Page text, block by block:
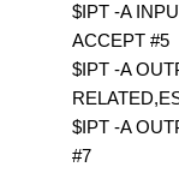
$IPT -A
ACCEPT #5
$IPT -A
$IPT -A
#7